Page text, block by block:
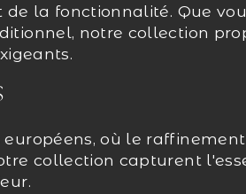
la fonctionnalité. Que
notre collection
où le
collection capturent